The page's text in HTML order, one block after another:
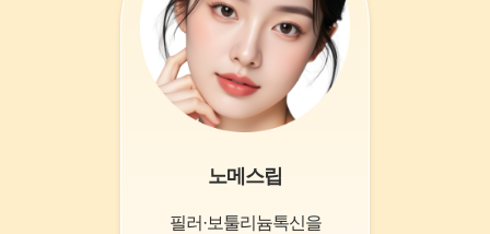
노메스립
필러·보툴리늄톡신을